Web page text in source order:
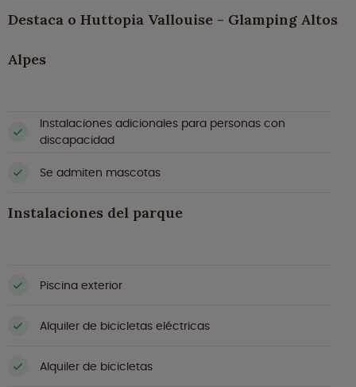
Destaca o Huttopia Vallouise - Glamping Altos
Alpes
Instalaciones adicionales para personas con
discapacidad
Se admiten mascotas
Instalaciones del parque
Piscina exterior
Alquiler de bicicletas eléctricas
Alquiler de bicicletas